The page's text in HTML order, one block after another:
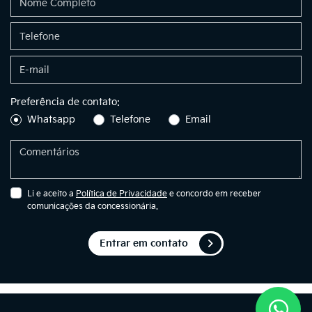
Preferência de contato:
Whatsapp
Telefone Email
Li e aceito a Política de Privacidade e concordo em receber
comunicações da concessionária.
Entrar em contato